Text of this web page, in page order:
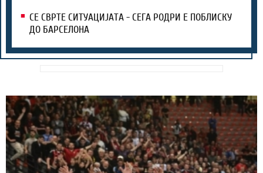
СЕ СВРТЕ СИТУАЦИЈАТА - СЕГА РОДРИ Е ПОБЛИСКУ
ДО БАРСЕЛОНА